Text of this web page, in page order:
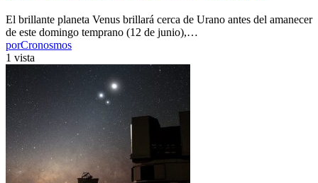
El brillante planeta Venus brillará cerca de Urano antes del amanecer
de este domingo temprano (12 de junio),…
porCronosmos
1 vista